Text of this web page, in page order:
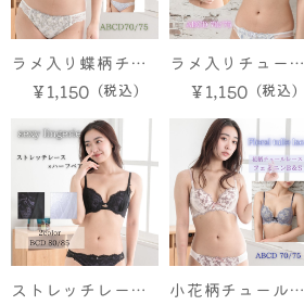
ラメ入り蝶柄チュ
ール ブラ＆ショー
￥1,150
ラメ入りチュール
フリルレース付き
ブラ＆ショーツ
￥1,150
ストレッチレース
小花柄チュールレ